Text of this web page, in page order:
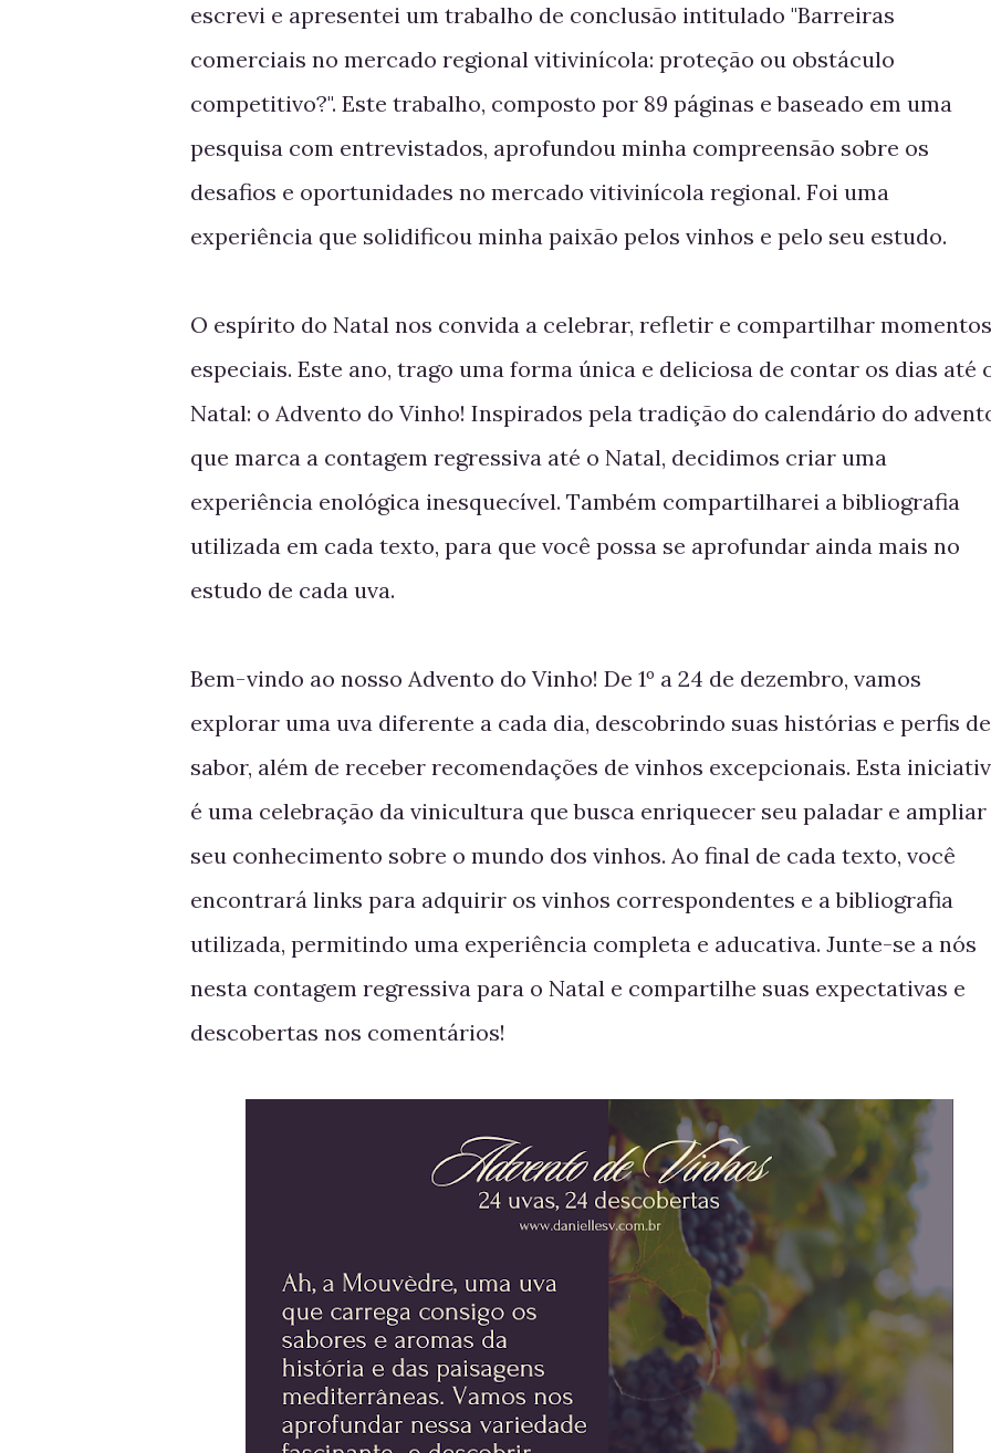
escrevi e apresentei um trabalho de conclusão intitulado "Barreiras
comerciais no mercado regional vitivinícola: proteção ou obstáculo
competitivo?". Este trabalho, composto por 89 páginas e baseado em uma
pesquisa com entrevistados, aprofundou minha compreensão sobre os
desafios e oportunidades no mercado vitivinícola regional. Foi uma
experiência que solidificou minha paixão pelos vinhos e pelo seu estudo.
O espírito do Natal nos convida a celebrar, refletir e compartilhar momentos
especiais. Este ano, trago uma forma única e deliciosa de contar os dias até
Natal: o Advento do Vinho! Inspirados pela tradição do calendário do
que marca a contagem regressiva até o Natal, decidimos criar uma
experiência enológica inesquecível. Também compartilharei a bibliografia
utilizada em cada texto, para que você possa se aprofundar ainda mais no
estudo de cada uva.
Bem-vindo ao nosso Advento do Vinho! De 1º a 24 de dezembro, vamos
explorar uma uva diferente a cada dia, descobrindo suas histórias e perfis de
sabor, além de receber recomendações de vinhos excepcionais. Esta
é uma celebração da vinicultura que busca enriquecer seu paladar e ampliar
seu conhecimento sobre o mundo dos vinhos. Ao final de cada texto, você
encontrará links para adquirir os vinhos correspondentes e a bibliografia
utilizada, permitindo uma experiência completa e aducativa. Junte-se a nós
nesta contagem regressiva para o Natal e compartilhe suas expectativas e
descobertas nos comentários!